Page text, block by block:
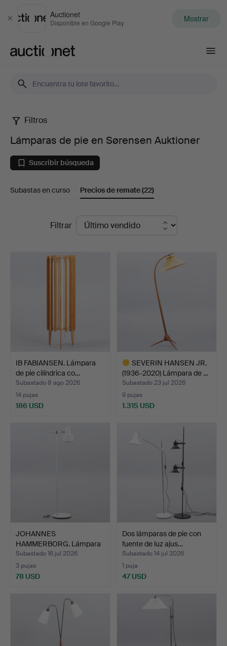
Cerrar
Auctionet
Disponible en Google Play Mostrar
Lámparas
de
pie
en
Sørensen
Filtros
Lámparas de pie en Sørensen Auktioner
Suscribir búsqueda
Subastas en curso Precios de remate(22)
Filtrar
IB FABIANSEN. Lámpara
de pie cilíndrica co…
Subastado 8 ago 2026
14 pujas
186 USD
SEVERIN HANSEN JR.
(1936-2020) Lámpara de …
Subastado 23 jul 2026
9 pujas
1.315 USD
JOHANNES
HAMMERBORG. Lámpara
de pie 'Junio…
Subastado 16 jul 2026
3 pujas
78 USD
Dos lámparas de pie con
fuente de luz ajus…
Subastado 14 jul 2026
1 puja
47 USD